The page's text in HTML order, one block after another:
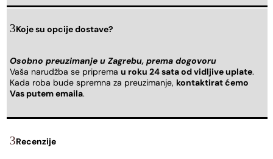
Koje su opcije dostave?
Osobno preuzimanje u Zagrebu, prema dogovoru
Vaša narudžba se priprema u roku 24 sata od vidljive uplate.
Kada roba bude spremna za preuzimanje, kontaktirat ćemo
Vas putem emaila.
Recenzije